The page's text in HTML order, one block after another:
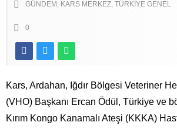
GÜNDEM KARS MERKEZ TÜRKIYE GENEL
0
Kars, Ardahan, Iğdır Bölgesi Veteriner
(VHO) Başkanı Ercan Ödül, Türkiye ve
Kırım Kongo Kanamalı Ateşi (KKKA)